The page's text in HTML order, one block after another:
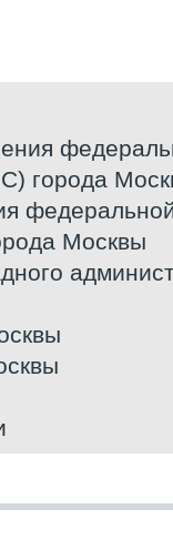
города
Москвы